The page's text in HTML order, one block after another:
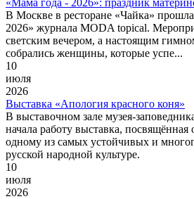
В Москве в ресторане «Чайка»
2026» журнала MODA topical.
светским вечером, а настоящим
собрались женщины, которые успе...
10
июля
2026
Выставка «Апология красного коня»
В выставочном зале музея-
начала работу выставка, посвящённая
одному из самых устойчивых и
русской народной культуре.
10
июля
2026